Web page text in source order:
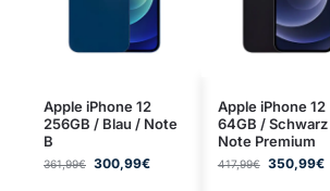
Apple iPhone 12
256GB / Blau / Note
B
361,99€ 300,99€
Apple iPhone 12
64GB /
Note Premium
417,99€ 350,99€